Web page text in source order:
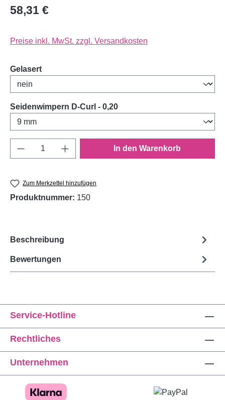
58,31 €
Preise inkl. MwSt. zzgl. Versandkosten
Gelasertauswählen
Seidenwimpern D-Curl - 0,20auswählen
Produkt Anzahl: Gib den gewünschten
In den Warenkorb
Zum Merkzettel hinzufügen
Produktnummer: 150
Beschreibung
Bewertungen
Service-Hotline
Rechtliches
Unternehmen